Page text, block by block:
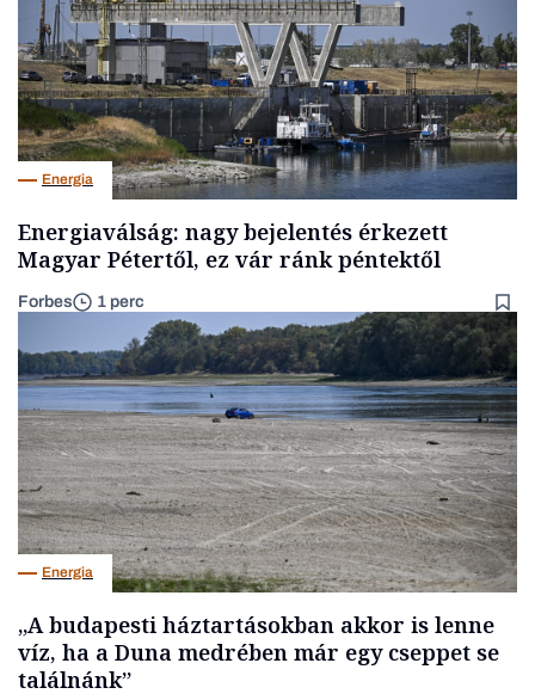
Energia
Energiaválság: nagy bejelentés érkezett
Magyar Pétertől, ez vár ránk péntektől
Forbes 1 perc
Energia
„A budapesti háztartásokban akkor is lenne
víz, ha a Duna medrében már egy cseppet se
találnánk”